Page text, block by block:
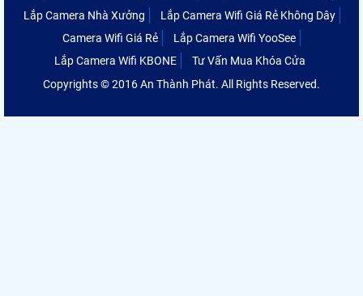
Lắp Camera Nhà Xưởng
Lắp Camera Wifi Giá Rẻ Không Dây
Camera Wifi Giá Rẻ
Lắp Camera Wifi YooSee
Lắp Camera Wifi KBONE
Tư Vấn Mua Khóa Cửa
Copyrights © 2016 An Thành Phát. All Rights Reserved.